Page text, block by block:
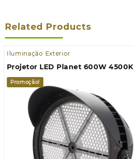
Related Products
Iluminação Exterior
Projetor LED Planet 600W 4500K
Promoção!